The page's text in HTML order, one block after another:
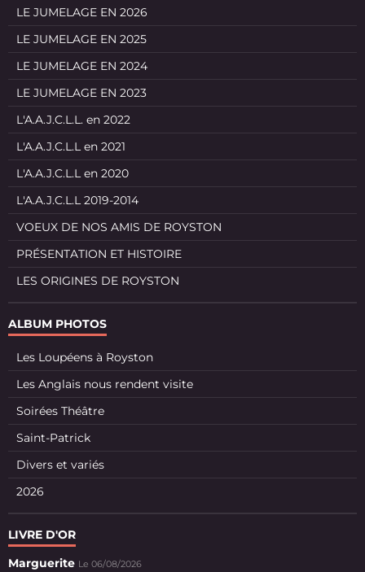
LE JUMELAGE EN 2026
LE JUMELAGE EN 2025
LE JUMELAGE EN 2024
LE JUMELAGE EN 2023
L'A.A.J.C.L.L. en 2022
L'A.A.J.C.L.L en 2021
L'A.A.J.C.L.L en 2020
L'A.A.J.C.L.L 2019-2014
VOEUX DE NOS AMIS DE ROYSTON
PRÉSENTATION ET HISTOIRE
LES ORIGINES DE ROYSTON
ALBUM PHOTOS
Les Loupéens à Royston
Les Anglais nous rendent visite
Soirées Théâtre
Saint-Patrick
Divers et variés
2026
LIVRE D'OR
Marguerite Le 06/08/2026